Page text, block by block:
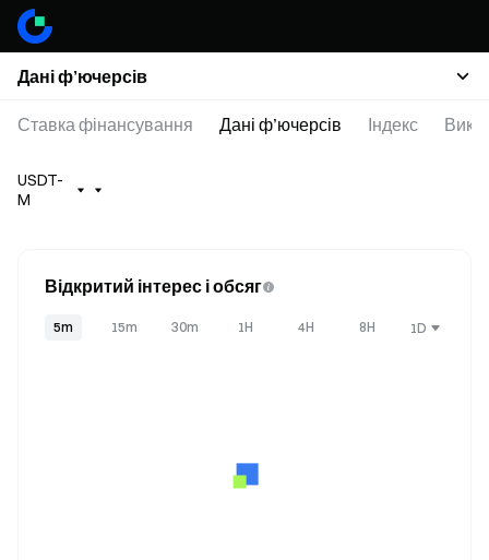
Дані ф’ючерсів
Ставка фінансування Дані ф’ючерсів Індекс
USDT-
M
Відкритий інтерес і обсяг
5m 15m 30m 1H 4H 8H 1D